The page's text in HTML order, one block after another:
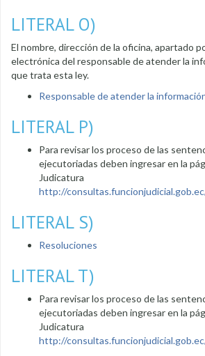
LITERAL O)
El nombre, dirección de la oficina, apartado
electrónica del responsable de atender la
que trata esta ley.
Responsable de atender la
LITERAL P)
Para revisar los proceso de las
ejecutoriadas deben ingresar en la
Judicatura
http://
LITERAL S)
Resoluciones
LITERAL T)
Para revisar los proceso de las
ejecutoriadas deben ingresar en la
Judicatura
http://